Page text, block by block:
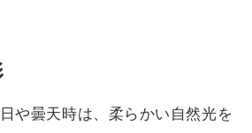
や曇天時は、柔らかい自然光を